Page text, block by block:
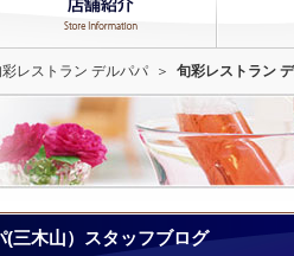
レストラン デルパパ ＞ 旬彩レストラン
三木山）スタッフブログ